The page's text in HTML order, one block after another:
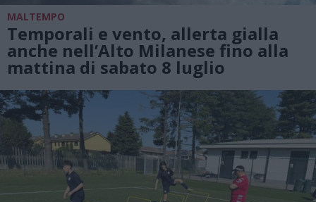
MALTEMPO
Temporali e vento, allerta gialla
anche nell’Alto Milanese fino alla
mattina di sabato 8 luglio